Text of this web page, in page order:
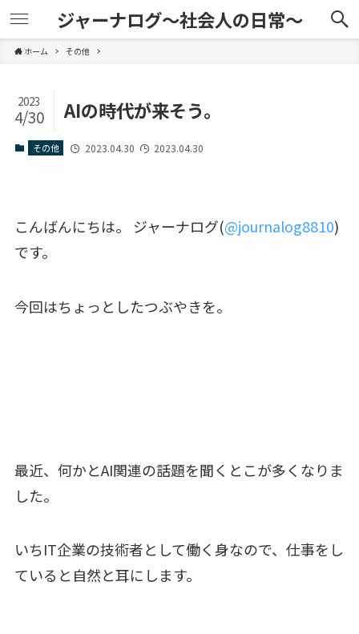
ジャーナログ～社会人の日常～
ホーム その他
AIの時代が来そう。
2023
4/30
その他 2023.04.30 2023.04.30
こんばんにちは。 ジャーナログ(@journalog8810)
です。
今回はちょっとしたつぶやきを。
最近、何かとAI関連の話題を聞くとこが多くなりま
した。
いちIT企業の技術者として働く身なので、仕事をし
ていると自然と耳にします。